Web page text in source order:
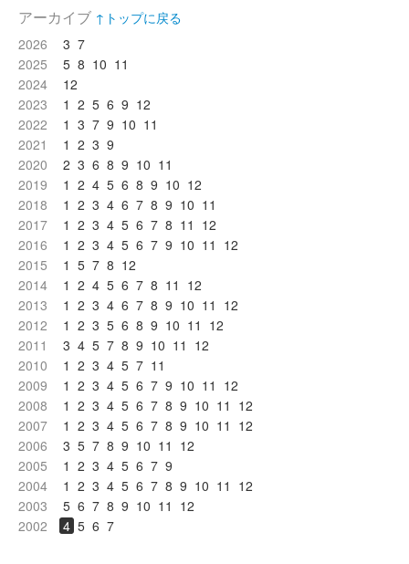
アーカイブ ↑トップに戻る
2026
3 7
2025
5 8 10 11
2024
12
2023
1 2 5 6 9 12
2022
1 3 7 9 10 11
2021
1 2 3 9
2020
2 3 6 8 9 10 11
2019
1 2 4 5 6 8 9 10 12
2018
1 2 3 4 6 7 8 9 10 11
2017
1 2 3 4 5 6 7 8 11 12
2016
1 2 3 4 5 6 7 9 10 11 12
2015
1 5 7 8 12
2014
1 2 4 5 6 7 8 11 12
2013
1 2 3 4 6 7 8 9 10 11 12
2012
1 2 3 5 6 8 9 10 11 12
2011
3 4 5 7 8 9 10 11 12
2010
1 2 3 4 5 7 11
2009
1 2 3 4 5 6 7 9 10 11 12
2008
1 2 3 4 5 6 7 8 9 10 11 12
2007
1 2 3 4 5 6 7 8 9 10 11 12
2006
3 5 7 8 9 10 11 12
2005
1 2 3 4 5 6 7 9
2004
1 2 3 4 5 6 7 8 9 10 11 12
2003
5 6 7 8 9 10 11 12
2002
4 5 6 7